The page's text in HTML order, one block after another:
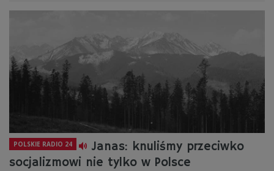
POLSKIE RADIO 24
Janas: knuliśmy przeciwko
socjalizmowi nie tylko w Polsce